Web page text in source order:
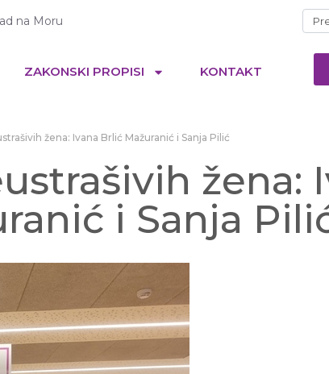
na Moru
ZAKONSKI PROPISI KONTAKT
žena: Ivana Brlić Mažuranić i Sanja Pilić
žena:
i Sanja